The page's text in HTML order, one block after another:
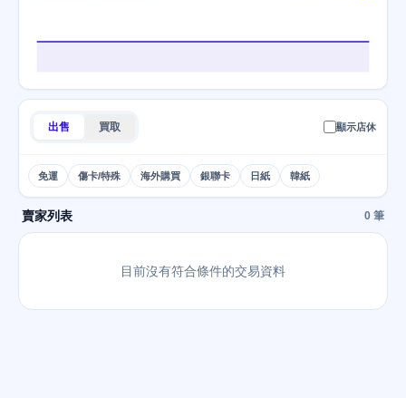
出售 買取 顯示店休
免運 傷卡/特殊 海外購買 銀聯卡 日紙 韓紙
賣家列表 0 筆
目前沒有符合條件的交易資料